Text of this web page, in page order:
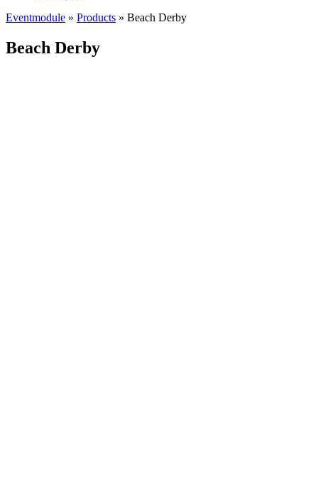
Eventmodule » Products » Beach Derby
Beach Derby